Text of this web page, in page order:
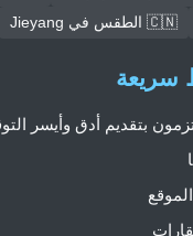
🇨🇳 الطقس في Jieyang
سريعة
بتقديم أدق وأيسر